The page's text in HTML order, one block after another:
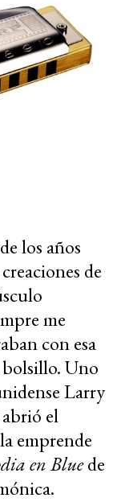
los años
de
me
con esa
bolsillo. Uno
Larry
el
emprende
en Bluede